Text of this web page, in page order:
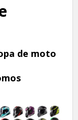
de moto